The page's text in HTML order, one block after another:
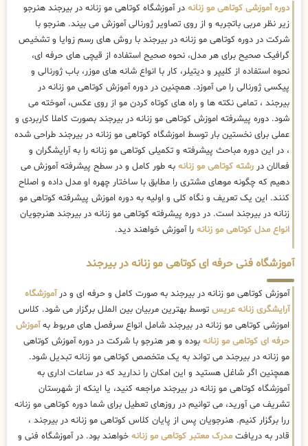
دوره آموزشی کوتاهی مو زنانه در آموزشگاه کوتاهی مو زنانه در بیرجند هنرجو
زیر نظر مربی باتجربه و از روی تصاویر ژورنالی آموزش می بیند. هنرجو با
شرکت در دوره کوتاهی مو زنانه در بیرجند با روش های رسم زوایا و تشخیص
گرافیک صحیح برای هر مدل، نحوه صحیح استفاده از قیچی های حرفه ای،
نحوه استفاده از کلیپر و دیتیلر، کار با انواع شانه های موزر، باب ژورنالی و
پیکسی ژورنالی را می آموزد. همچنین در دوره آموزش کوتاهی مو زنانه در
بیرجند ، تمامی نکته ها و راه های کوتاه کردن مو از روی عکس، آموخته می
شود. دوره پیشرفته اموزش کوتاهی مو زنانه در بیرجند بصورت کاملا کاربردی و
عملی برای نخستین بار توسط اموزشگاه کوتاهی مو زنانه در بیرجند طراحی شده
، در این دوره مباحث پیشرفته و تکمیلی کوتاهی مو زنانه را به آرایشگران و
فعالان در رشته کوتاهی مو زنانه به طور کامل و در سطح پیشرفته آموزش می
دهیم که چگونه موهای مشتری را مطابق با ساختار چهره او مدل داده و اصلاح
کنند. این یک تعریف و نگاه کلی و اولیه به دوره اموزش پیشرفته کوتاهی مو
زنانه در بیرجند است. در دوره پیشرفته کوتاهی مو زنانه در بیرجند هنرجویان
انواع مدل کوتاهی مو زنانه را آموزش خواهند دید.
آموزشگاه فنی حرفه ای کوتاهی مو زنانه در بیرجند
آموزش کوتاهی مو زنانه در بیرجند به صورت کامل و حرفه ای و درآموزشگاه
آرایشگری زنانه عریس توسط بهترین مربیان بین الملل برگزار می شود. کلاس
اموزشی کوتاهی مو زنانه در بیرجند شامل انواع سرفصل های مربوط بهآموزش
حرفه ای کوتاهی مو زنانه بوده و هر هنرجو با شرکت در دوره آموزش کوتاهی
مو زنانه در بیرجند می تواند به یک متخصص کوتاهی مو زنانه تبدیل شود.
همچنین اگر شاغل هستید و این امکان را ندارید که در ساعات اداری به
آموزشگاه کوتاهی مو زنانه در بیرجند مراجعه کنید، یا اینکه از شهرستان
تشریف می آورید، می توانیم در روزهای تعطیل برای شما دوره کوتاهی مو زنانه
ررا برگزار کنیم. هنرجویان پس از پایان کلاس کوتاهی مو زنانه در بیرجند ،
قادر به دریافت مدرک معتبر کوتاهی مو زنانه خواهند بود. در آموزشگاه فنی و